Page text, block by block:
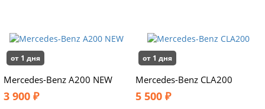
от 1 дня
Mercedes-Benz A200 NEW
3 900 ₽
от 1 дня
Mercedes-Benz CLA200
5 500 ₽